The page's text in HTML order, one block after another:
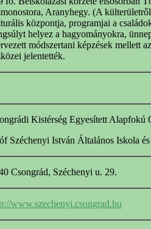
Aranyhegy. (A
központja, programjai a
helyez a hagyományokra,
módszertani képzések mellett
jelentették.
Kistérség Egyesített Alapfokú
Széchenyi István Általános Iskola
Csongrád, Széchenyi u. 29.
www.szechenyi.csongrad.hu